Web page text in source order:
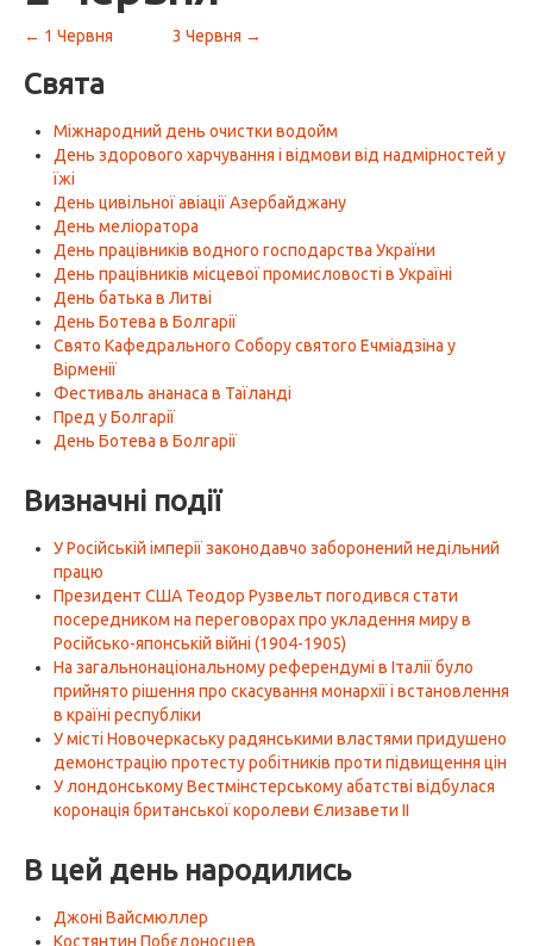
← 1 Червня 3 Червня →
Свята
Міжнародний день очистки водойм
День здорового харчування і відмови від надмірностей у
їжі
День цивільної авіації Азербайджану
День меліоратора
День працівників водного господарства України
День працівників місцевої промисловості в Україні
День батька в Литві
День Ботева в Болгарії
Свято Кафедрального Собору святого Ечміадзіна у
Вірменії
Фестиваль ананаса в Таїланді
Пред у Болгарії
День Ботева в Болгарії
Визначні події
У Російській імперії законодавчо заборонений недільний
працю
Президент США Теодор Рузвельт погодився стати
посередником на переговорах про укладення миру в
Російсько-японській війні (1904-1905)
На загальнонаціональному референдумі в Італії було
прийнято рішення про скасування монархії і встановлення
в країні республіки
У місті Новочеркаську радянськими властями придушено
демонстрацію протесту робітників проти підвищення цін
У лондонському Вестмінстерському абатстві відбулася
коронація британської королеви Єлизавети II
В цей день народились
Джоні Вайсмюллер
Костянтин Побєдоносцев